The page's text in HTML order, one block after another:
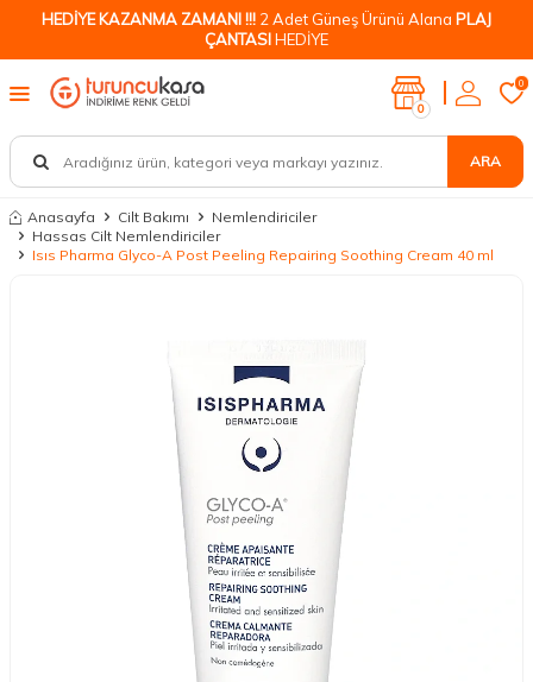
HEDİYE KAZANMA ZAMANI !!! 2 Adet Güneş Ürünü Alana PLAJ
ÇANTASIHEDİYE
ARA
0
0
Anasayfa Cilt Bakımı
Nemlendiriciler
Hassas Cilt Nemlendiriciler
Isıs Pharma Glyco-A Post Peeling Repairing Soothing Cream 40 ml